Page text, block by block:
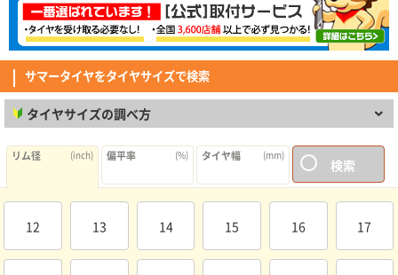
サマータイヤをタイヤサイズで検索
タイヤサイズの調べ方
リム径 (inch) 偏平率 (%) タイヤ幅 (mm)
検索
12 13 14 15 16 17
価格以上の性能を感じられるコスパ抜群のタイヤでした。グリップ・静粛性
ともに想像以上で、街乗りでは安心して走れます。 但し、燃費に関しては
若干心配はしていますが、この値段ではと割り切り、これから様子をみてい
きます。
(5.00点)pek*******さん
RADAR Dimax R8+ 275/40R19.Z 105Y XL
とても良く助かって居ます。ありがとう御座いました。
MINERVA 209 165/60R15 81T XL
素早い対応ありがとうございました びっくりするくらい早く届きました
(4.29点)
mav*******さん
純正タイヤからの取り替え。静寂性、グリップ、乗り心地など問題なく満足